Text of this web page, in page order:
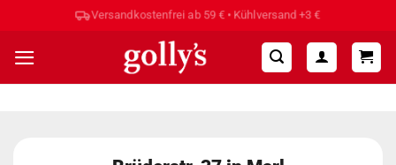
springen
Versandkostenfrei ab 59 € • Kühlversand +3 €